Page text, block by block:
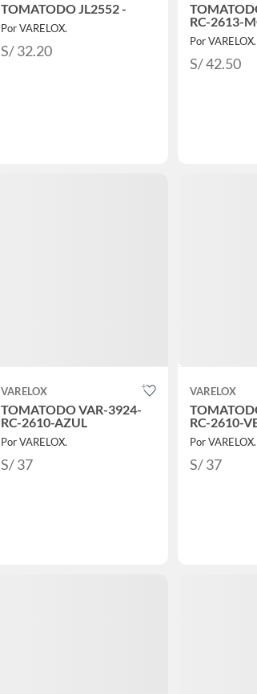
TOMATODO JL2552 -
Por VARELOX.
S/ 32.20
RC-2613-
Por VARELOX.
S/ 42.50
VARELOX
TOMATODO VAR-3924-
RC-2610-AZUL
Por VARELOX.
S/ 37
VARELOX
RC-2610-
Por VARELOX.
S/ 37